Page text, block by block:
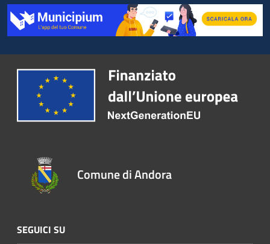
Comune di Andora
SEGUICI SU